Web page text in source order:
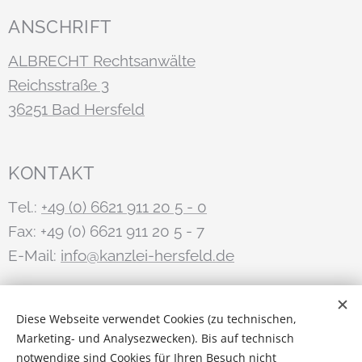
kann sich das Verfahren deutlich verlängern,
vor allem bei langer Dauer der Ehe.
ANSCHRIFT
ALBRECHT Rechtsanwälte
Reichsstraße 3
36251 Bad Hersfeld
KONTAKT
Tel.: +49 (0) 6621 911 20 5 - 0
Fax: +49 (0) 6621 911 20 5 - 7
E-Mail: info@kanzlei-hersfeld.de
STAY IN TOUCH
Anwalt.de
Diese Webseite verwendet Cookies (zu technischen,
Marketing- und Analysezwecken). Bis auf technisch
notwendige sind Cookies für Ihren Besuch nicht